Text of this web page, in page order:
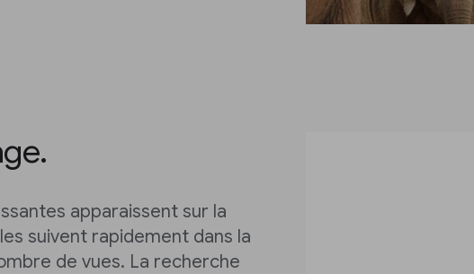
apparaissent sur la
suivent rapidement dans la
de vues. La recherche